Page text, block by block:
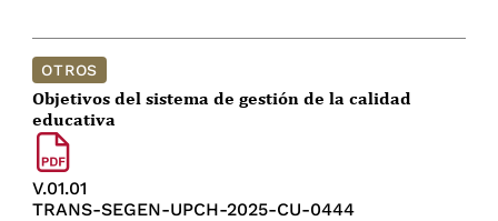
OTROS
Objetivos del sistema de gestión de la calidad
educativa
V.01.01
TRANS-SEGEN-UPCH-2025-CU-0444